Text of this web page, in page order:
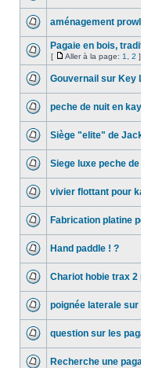
aménagement
Pagaie en bois,
[ Aller à la page: 1 2 ]
Gouvernail sur Key
peche de nuit en
Siège "elite" de
Siege luxe peche
vivier flottant pour
Fabrication platine
Hand paddle ! ?
Chariot hobie trax 2
poignée laterale
question sur les
Recherche une